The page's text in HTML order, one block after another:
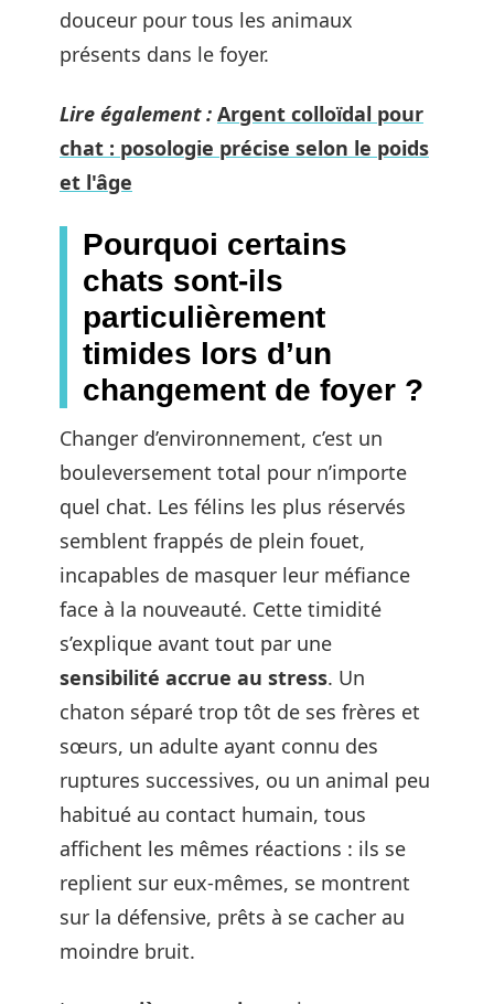
douceur pour tous les animaux
présents dans le foyer.
Lire également : Argent colloïdal pour
chat : posologie précise selon le poids
et l'âge
Pourquoi certains
chats sont-ils
particulièrement
timides lors d’un
changement de foyer ?
Changer d’environnement, c’est un
bouleversement total pour n’importe
quel chat. Les félins les plus réservés
semblent frappés de plein fouet,
incapables de masquer leur méfiance
face à la nouveauté. Cette timidité
s’explique avant tout par une
sensibilité accrue au stress. Un
chaton séparé trop tôt de ses frères et
sœurs, un adulte ayant connu des
ruptures successives, ou un animal peu
habitué au contact humain, tous
affichent les mêmes réactions : ils se
replient sur eux-mêmes, se montrent
sur la défensive, prêts à se cacher au
moindre bruit.